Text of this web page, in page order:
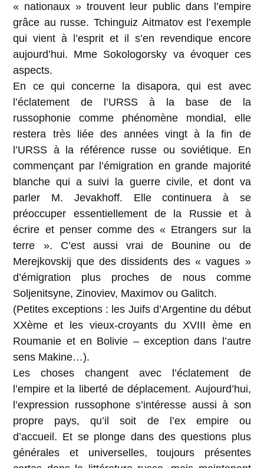
« nationaux » trouvent leur public dans l’empire
grâce au russe. Tchinguiz Aitmatov est l’exemple
qui vient à l’esprit et il s’en revendique encore
aujourd’hui. Mme Sokologorsky va évoquer ces
aspects.
En ce qui concerne la disapora, qui est avec
l’éclatement de l’URSS à la base de la
russophonie comme phénomène mondial, elle
restera très liée des années vingt à la fin de
l’URSS à la référence russe ou soviétique. En
commençant par l’émigration en grande majorité
blanche qui a suivi la guerre civile, et dont va
parler M. Jevakhoff. Elle continuera à se
préoccuper essentiellement de la Russie et à
écrire et penser comme des « Etrangers sur la
terre ». C’est aussi vrai de Bounine ou de
Merejkovskij que des dissidents des « vagues »
d’émigration plus proches de nous comme
Soljenitsyne, Zinoviev, Maximov ou Galitch.
(Petites exceptions : les Juifs d’Argentine du début
XXème et les vieux-croyants du XVIII ème en
Roumanie et en Bolivie – exception dans l’autre
sens Makine…).
Les choses changent avec l’éclatement de
l’empire et la liberté de déplacement. Aujourd’hui,
l’expression russophone s’intéresse aussi à son
propre pays, qu’il soit de l’ex empire ou
d’accueil. Et se plonge dans des questions plus
générales et universelles, toujours présentes